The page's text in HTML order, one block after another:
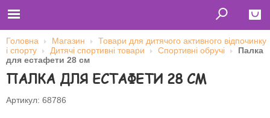
Close
Главная
Футболки
Толстовки (кенгурушки)
Свитшоты
Головна Магазин
Товари для дитячого активного відпочинку
і спорту
Дитячі спортивні товари Спортивні обручі
Палка
для естафети 28 см
ПАЛКА ДЛЯ ЕСТАФЕТИ 28 СМ
Артикул: 68786